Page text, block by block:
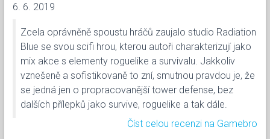
6. 6. 2019
Zcela oprávněně spoustu hráčů zaujalo studio Radiation
Blue se svou scifi hrou, kterou autoři charakterizují jako
mix akce s elementy roguelike a survivalu. Jakkoliv
vznešeně a sofistikovaně to zní, smutnou pravdou je, že
se jedná jen o propracovanější tower defense, bez
dalších přílepků jako survive, roguelike a tak dále.
Číst celou recenzi na Gamebro